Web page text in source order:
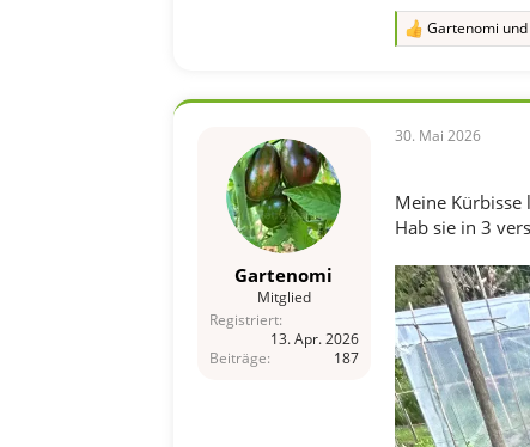
n
R
i
n
:
Gartenomi und
Gartenomi
Mitglied
Registriert
13. Apr. 2026
Beiträge
187
30. Mai 2026
Meine Kürbisse
Hab sie in 3